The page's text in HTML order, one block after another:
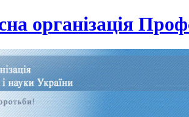
організація